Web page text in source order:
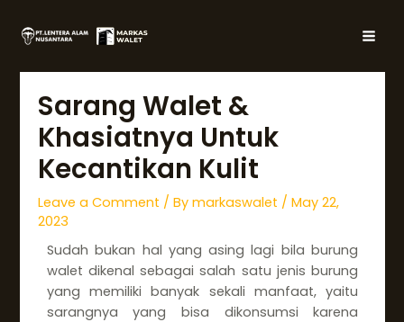
content
Sarang Walet &
Khasiatnya Untuk
Kecantikan Kulit
Leave a Comment / By markaswalet / May 22,
2023
Sudah bukan hal yang asing lagi bila burung
walet dikenal sebagai salah satu jenis burung
yang memiliki banyak sekali manfaat, yaitu
sarangnya yang bisa dikonsumsi karena
navigation